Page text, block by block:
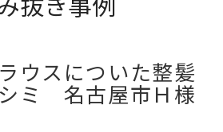
ウスについた整髪
ミ 名古屋市Ｈ様